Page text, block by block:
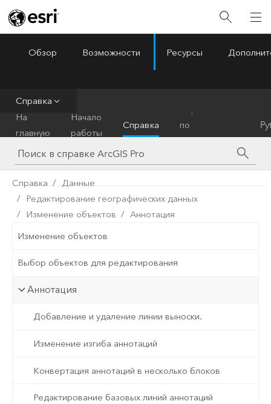
ArcGIS Pro
Обзор Возможности Ресурсы
Справка
На
главную
Начало
работы
Справка
по
инструментам
Справка
Данные
Редактирование географических данных
Изменение объектов
Аннотация
Изменение объектов
Выбор объектов для редактирования
Аннотация
Добавление и удаление линии выноски.
Изменение изгиба аннотаций
Конвертация аннотаций в несколько блоков
Редактирование базовых линий аннотаций